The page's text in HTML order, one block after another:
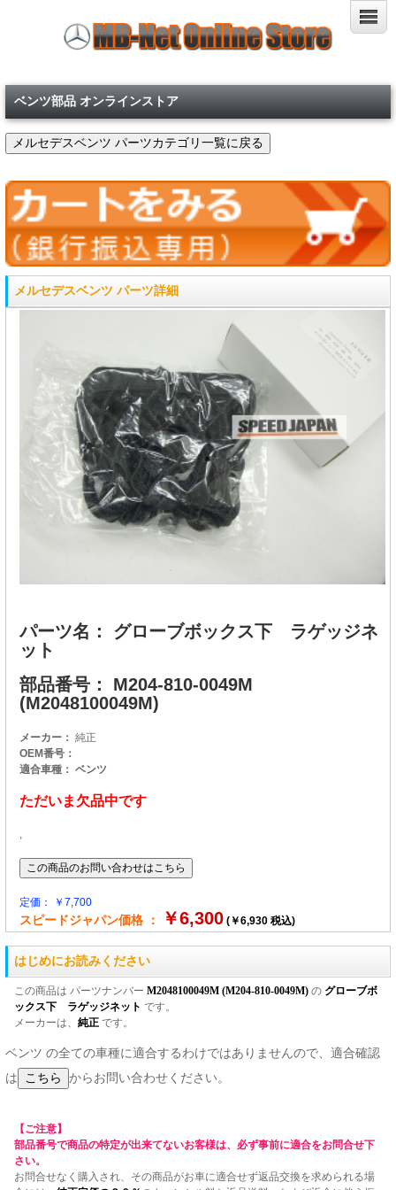
ベンツ部品 オンラインストア
メルセデスベンツ パーツ詳細
パーツ名： グローブボックス下 ラゲッジネ
ット
部品番号： M204-810-0049M
(M2048100049M)
メーカー： 純正
OEM番号：
適合車種： ベンツ
ただいま欠品中です
,
定価： ￥7,700
スピードジャパン価格 ： ￥6,300 (￥6,930 税込)
はじめにお読みください
この商品は パーツナンバー M2048100049M (M204-810-0049M) の グローブボ
ックス下 ラゲッジネット です。
メーカーは、 純正 です。
ベンツ の全ての車種に適合するわけではありませんので、適合確認
は
からお問い合わせください。
【ご注意】
部品番号で商品の特定が出来てないお客様は、必ず事前に適合をお問合せ下
さい。
お問合せなく購入され、その商品がお車に適合せず返品交換を求められる場